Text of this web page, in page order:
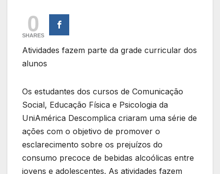
0
SHARES
Atividades fazem parte da grade curricular dos
alunos
Os estudantes dos cursos de Comunicação
Social, Educação Física e Psicologia da
UniAmérica Descomplica criaram uma série de
ações com o objetivo de promover o
esclarecimento sobre os prejuízos do
consumo precoce de bebidas alcoólicas entre
jovens e adolescentes. As atividades fazem